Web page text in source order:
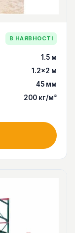
В НАЯВНОСТІ
1.5 м
1.2×2 м
45 мм
200 кг/м²